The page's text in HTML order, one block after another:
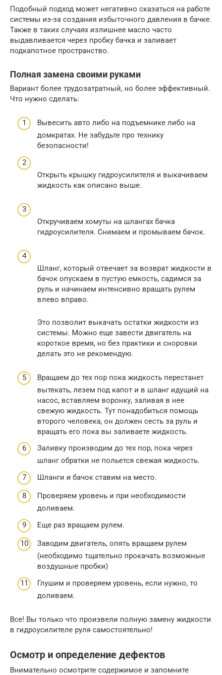
Подобный подход может негативно сказаться на работе
системы из-за создания избыточного давления в бачке.
Также в таких случаях излишнее масло часто
выдавливается через пробку бачка и заливает
подкапотное пространство.
Полная замена своими руками
Вариант более трудозатратный, но более эффективный.
Что нужно сделать:
Вывесить авто либо на подъемнике либо на
домкратах. Не забудьте про технику
безопасности!
Открыть крышку гидроусилителя и выкачиваем
жидкость как описано выше.
Откручиваем хомуты на шлангах бачка
гидроусилителя. Снимаем и промываем бачок.
Шланг, который отвечает за возврат жидкости в
бачок опускаем в пустую емкость, садимся за
руль и начинаем интенсивно вращать рулем
влево вправо.
Это позволит выкачать остатки жидкости из
системы. Можно еще завести двигатель на
короткое время, но без практики и сноровки
делать это не рекомендую.
Вращаем до тех пор пока жидкость перестанет
вытекать, лезем под капот и в шланг идущий на
насос, вставляем воронку, заливая в нее
свежую жидкость. Тут понадобиться помощь
второго человека, он должен сесть за руль и
вращать его пока вы заливаете жидкость.
Заливку производим до тех пор, пока через
шланг обратки не польется свежая жидкость.
Шланги и бачок ставим на место.
Проверяем уровень и при необходимости
доливаем.
Еще раз вращаем рулем.
Заводим двигатель, опять вращаем рулем
(необходимо тщательно прокачать возможные
воздушные пробки)
Глушим и проверяем уровень, если нужно, то
доливаем.
Все! Вы только что произвели полную замену жидкости
в гидроусилителе руля самостоятельно!
Осмотр и определение дефектов
Внимательно осмотрите содержимое и запомните